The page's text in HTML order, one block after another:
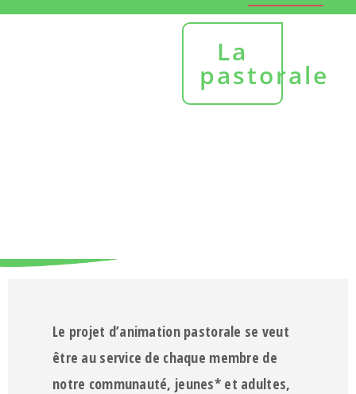
La
pastorale
Le projet d’animation pastorale se veut
être au service de chaque membre de
notre communauté, jeunes* et adultes,